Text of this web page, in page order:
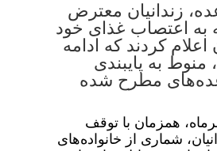
زندانیان معترض
به اعتصاب غذای خود
اعلام کردند که ادامه
به پایبندی
مطرح‌ شده
۲۷ مهرماه، همزمان با توقف
شماری از خانواده‌های